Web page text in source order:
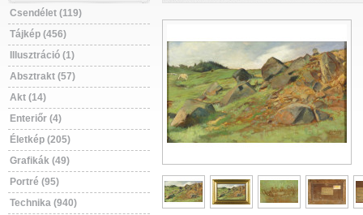
Csendélet (119)
Tájkép (456)
Illusztráció (1)
Absztrakt (57)
Akt (14)
Enteriőr (4)
Életkép (205)
Grafikák (49)
Portré (95)
Technika (940)